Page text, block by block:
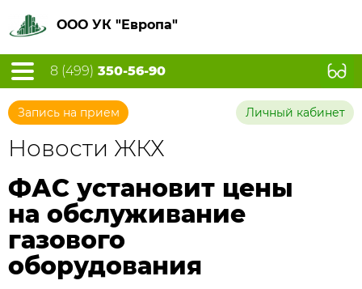
ООО УК "Европа"
8 (499) 350-56-90
Запись на прием Личный кабинет
Новости ЖКХ
ФАС установит цены
на обслуживание
газового
оборудования